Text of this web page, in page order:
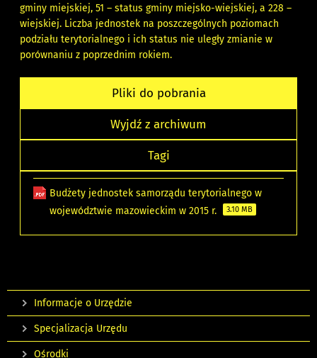
gminy miejskiej, 51 – status gminy miejsko-wiejskiej, a 228 –
wiejskiej. Liczba jednostek na poszczególnych poziomach
podziału terytorialnego i ich status nie uległy zmianie w
porównaniu z poprzednim rokiem.
Pliki do pobrania
Wyjdź z archiwum
Tagi
Budżety jednostek samorządu terytorialnego w
województwie mazowieckim w 2015 r.
3.10 MB
Informacje o Urzędzie
Specjalizacja Urzędu
Ośrodki